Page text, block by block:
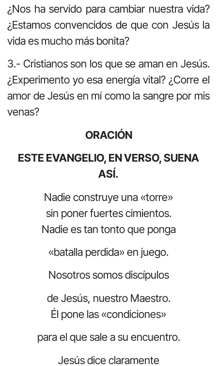
¿Nos ha servido para cambiar nuestra vida?
¿Estamos convencidos de que con Jesús la
vida es mucho más bonita?
3.- Cristianos son los que se aman en Jesús.
¿Experimento yo esa energía vital? ¿Corre el
amor de Jesús en mí como la sangre por mis
venas?
ORACIÓN
ESTE EVANGELIO, EN VERSO, SUENA
ASÍ.
Nadie construye una «torre»
sin poner fuertes cimientos.
Nadie es tan tonto que ponga
«batalla perdida» en juego.
Nosotros somos discípulos
de Jesús, nuestro Maestro.
Él pone las «condiciones»
para el que sale a su encuentro.
Jesús dice claramente